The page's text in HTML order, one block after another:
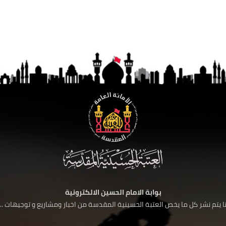
بوابة الامام الحسين الالكترونية
يتم نشر كل ما يخص العتبة الحسينية المقدسة من اخبار ومشاريع و توجيهات